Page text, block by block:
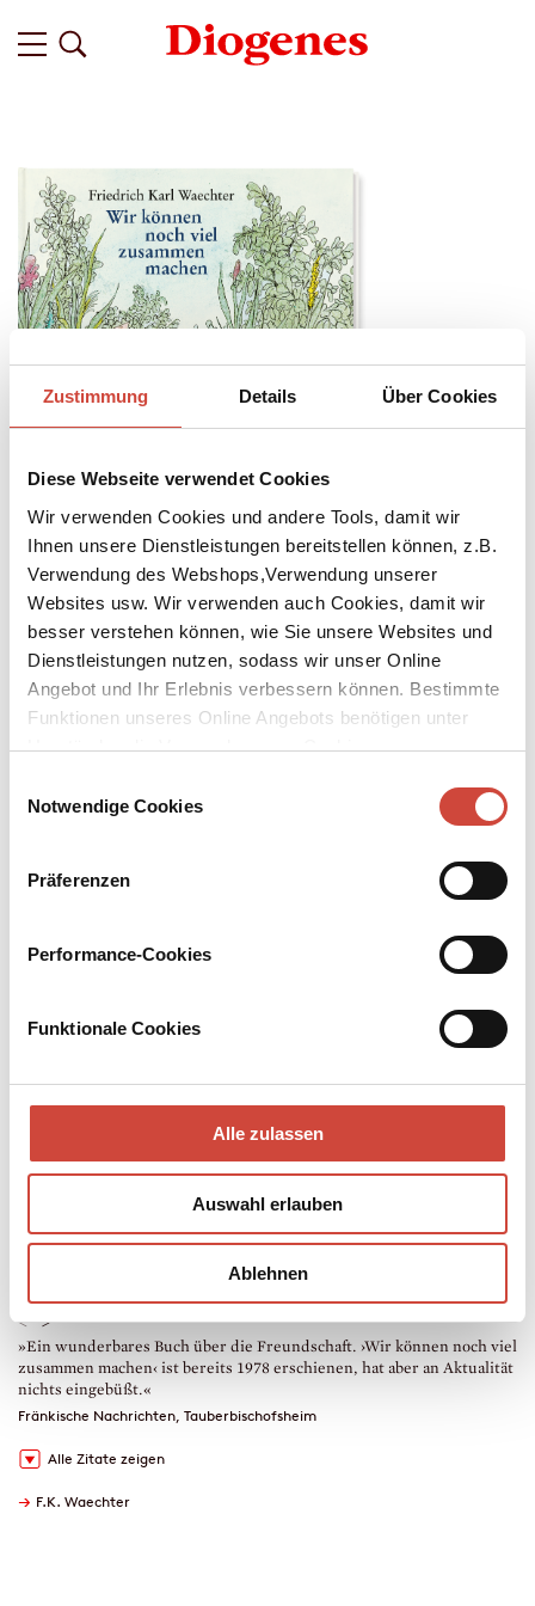
Zustimmung Details Über Cookies
Diese Webseite verwendet Cookies
Wir verwenden Cookies und andere Tools, damit wir
Ihnen unsere Dienstleistungen bereitstellen können, z.B.
Verwendung des Webshops,Verwendung unserer
Websites usw. Wir verwenden auch Cookies, damit wir
besser verstehen können, wie Sie unsere Websites und
Dienstleistungen nutzen, sodass wir unser Online
Angebot und Ihr Erlebnis verbessern können. Bestimmte
Funktionen unseres Online Angebots benötigen unter
Umständen die Verwendung von Cookies von
Notwendige Cookies
Präferenzen
Performance-Cookies
Funktionale Cookies
Alle zulassen
Auswahl erlauben
Ablehnen
Download Bilddatei ↘
Kaufen
Wir können noch viel zusammen
machen
Fischkind Harald, Ferkel Inge und Vogelsohn Philip langweilen
sich fast zu Tode: Außer ihren Eltern ist niemand da, der mit ihnen
Toben« und »Trick-Fliegen« machen alleine einfach keinen rechten
sind sich bei einer Sache völlig sicher: »Wir können noch viel
22 × 27,5 cm
40 Seiten
978-3-257-01110-4
€ (D) 18.00 / sFr 24.00* / € (A) 18.50
< >
»Ein wunderbares Buch über die Freundschaft. ›Wir können noch viel
zusammen machen‹ ist bereits 1978 erschienen, hat aber an Aktualität
nichts eingebüßt.«
Fränkische Nachrichten, Tauberbischofsheim
Alle Zitate zeigen
→ F.K. Waechter